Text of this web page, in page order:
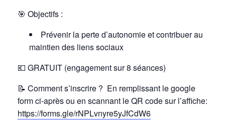
🎯 Objectifs :
Prévenir la perte d’autonomie et contribuer au
maintien des liens sociaux
💶 GRATUIT (engagement sur 8 séances)
📝 Comment s’inscrire ? En remplissant le google
form ci-après ou en scannant le QR code sur l’affiche:
https://forms.gle/rNPLvnyre5yJfCdW6